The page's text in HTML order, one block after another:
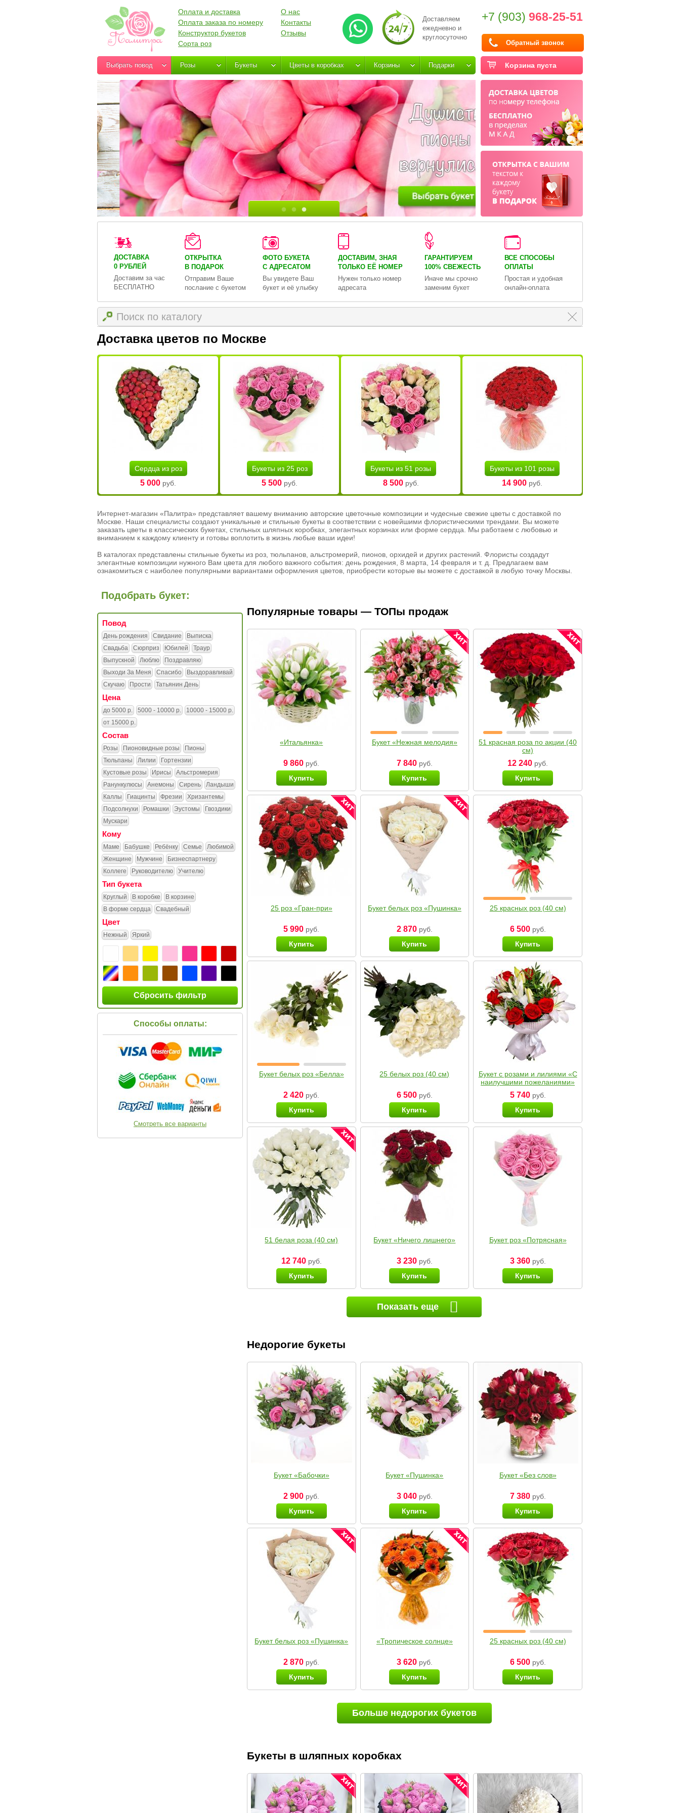
Доставляем
ежедневно и
круглосуточно
+7 (903) 968-25-51
Обратный звонок
Оплата и доставка
Оплата заказа по номеру
Конструктор букетов
Сорта роз
О нас
Контакты
Отзывы
Корзина пуста
Выбрать повод Розы Букеты Цветы в коробках Корзины Подарки
ДОСТАВКА
0 РУБЛЕЙ
Доставим за час
БЕСПЛАТНО
ОТКРЫТКА
В ПОДАРОК
Отправим Ваше
послание с букетом
ФОТО БУКЕТА
С АДРЕСАТОМ
Вы увидете Ваш
букет и её улыбку
ДОСТАВИМ, ЗНАЯ
ТОЛЬКО ЕЁ НОМЕР
Нужен только номер
адресата
ГАРАНТИРУЕМ
100% СВЕЖЕСТЬ
Иначе мы срочно
заменим букет
ВСЕ СПОСОБЫ
ОПЛАТЫ
Простая и удобная
онлайн-оплата
Доставка цветов по Москве
Сердца из роз
5 000 руб.
Букеты из 25 роз
5 500 руб.
Букеты из 51 розы
8 500руб.
Букеты из 101 розы
14 900руб.
Интернет-магазин «Палитра» представляет вашему вниманию авторские цветочные композиции и чудесные свежие цветы с доставкой по
Москве. Наши специалисты создают уникальные и стильные букеты в соответствии с новейшими флористическими трендами. Вы можете
заказать цветы в классических букетах, стильных шляпных коробках, элегантных корзинах или форме сердца. Мы работаем с любовью и
вниманием к каждому клиенту и готовы воплотить в жизнь любые ваши идеи!
В каталогах представлены стильные букеты из роз, тюльпанов, альстромерий, пионов, орхидей и других растений. Флористы создадут
элегантные композиции нужного Вам цвета для любого важного события: день рождения, 8 марта, 14 февраля и т. д. Предлагаем вам
ознакомиться с наиболее популярными вариантами оформления цветов, приобрести которые вы можете с доставкой в любую точку Москвы.
Подобрать букет:
Повод
День рождения Свидание
Выписка
Свадьба
Сюрприз Юбилей
Траур
Выпускной
Люблю
Поздравляю
Выходи За Меня
Спасибо
Выздоравливай
Скучаю
Прости Татьянин День
Цена
до 5000 р. 5000 - 10000 р.
10000 - 15000 р.
от 15000 р.
Состав
Розы Пионовидные розы
Пионы
Тюльпаны
Лилии
Гортензии
Кустовые розы
Ирисы
Альстромерия
Ранункулюсы
Анемоны Сирень
Ландыши
Каллы
Гиацинты Фрезии
Хризантемы
Подсолнухи
Ромашки Эустомы
Гвоздики
Мускари
Кому
Маме Бабушке Ребёнку Семье
Любимой
Женщине
Мужчине
Бизнеспартнеру
Коллеге
Руководителю Учителю
Тип букета
Круглый В коробке
В корзине
В форме сердца
Свадебный
Цвет
Нежный Яркий
Сбросить фильтр
Способы оплаты:
Смотреть все варианты
Популярные товары — ТОПы продаж
«Итальянка»
9 860 руб.
Купить
Букет «Нежная мелодия»
7 840руб.
Купить
51 красная роза по акции (40
см)
12 240 руб.
Купить
25 роз «Гран-при»
5 990 руб.
Купить
Букет белых роз «Пушинка»
2 870руб.
Купить
25 красных роз (40 см)
6 500руб.
Купить
Букет белых роз «Белла»
2 420 руб.
Купить
25 белых роз (40 см)
6 500руб.
Купить
Букет с розами и лилиями «С
наилучшими пожеланиями»
5 740руб.
Купить
51 белая роза (40 см)
12 740руб.
Купить
Букет «Ничего лишнего»
3 230руб.
Купить
Букет роз «Потрясная»
3 360руб.
Купить
Показать еще
Недорогие букеты
Букет «Бабочки»
2 900 руб.
Купить
Букет «Пушинка»
3 040руб.
Купить
Букет «Без слов»
7 380руб.
Купить
Букет белых роз «Пушинка»
2 870 руб.
Купить
«Тропическое солнце»
3 620руб.
Купить
25 красных роз (40 см)
6 500руб.
Купить
Больше недорогих букетов
Букеты в шляпных коробках